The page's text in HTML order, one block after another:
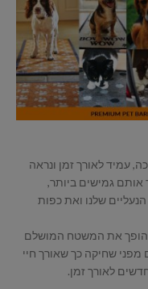
עמיד לאורך זמן ונראה
גמישים ביותר,
שלנו ואת כפות
את המשטח המושלם
שחיקה כך שאורך חיי
לאורך זמן.